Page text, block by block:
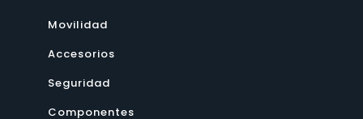
Movilidad
Accesorios
Seguridad
Componentes